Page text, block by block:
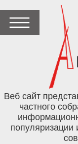
Веб сайт
частного
популяризации